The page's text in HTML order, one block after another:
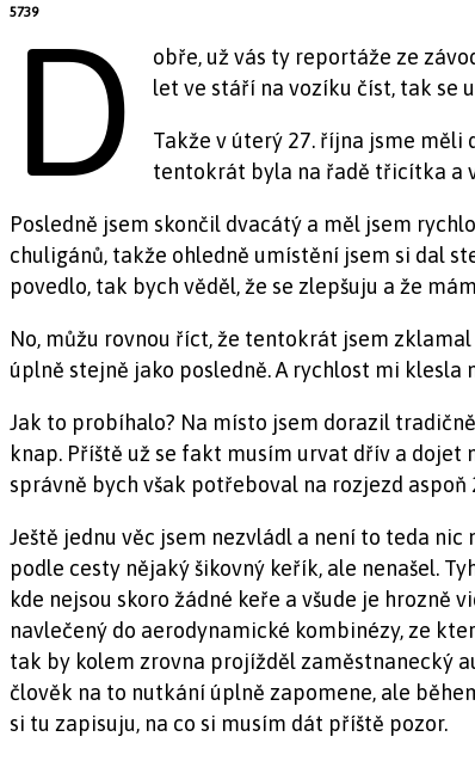
5739D
obře, už vás ty reportáže ze
let ve stáří na vozíku číst, tak se
Takže v úterý 27. října jsme měli
tentokrát byla na řadě třicítka a
Posledně jsem skončil dvacátý a měl jsem
chuligánů, takže ohledně umístění jsem si dal
povedlo, tak bych věděl, že se zlepšuju a že
No, můžu rovnou říct, že tentokrát jsem
úplně stejně jako posledně. A rychlost mi klesla
Jak to probíhalo? Na místo jsem dorazil
knap. Příště už se fakt musím urvat dřív a dojet
správně bych však potřeboval na rozjezd aspoň
Ještě jednu věc jsem nezvládl a není to teda
podle cesty nějaký šikovný keřík, ale nenašel.
kde nejsou skoro žádné keře a všude je hrozně
navlečený do aerodynamické kombinézy, ze
tak by kolem zrovna projížděl zaměstnanecký
člověk na to nutkání úplně zapomene, ale
si tu zapisuju, na co si musím dát příště pozor.